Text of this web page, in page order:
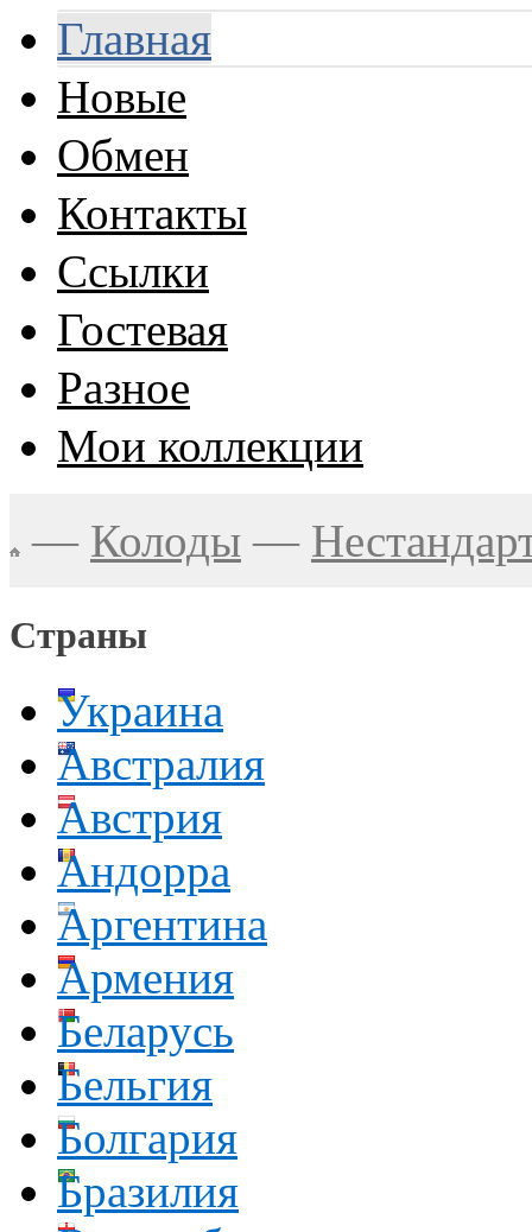
Главная
Новые
Обмен
Контакты
Ссылки
Гостевая
Разное
Мои коллекции
— Колоды —
Страны
Украина
Австралия
Австрия
Андорра
Аргентина
Армения
Беларусь
Бельгия
Болгария
Бразилия